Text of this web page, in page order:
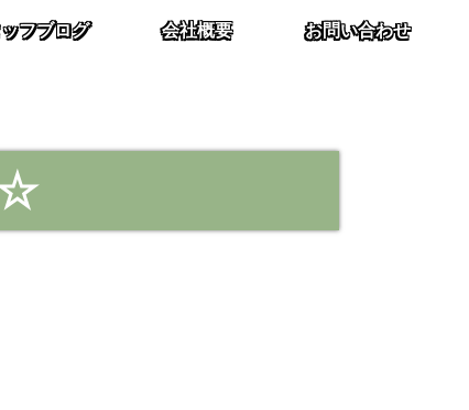
フブログ 会社概要 お問い合わせ
☆